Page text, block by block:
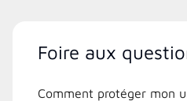
Foire aux
Comment protéger mon